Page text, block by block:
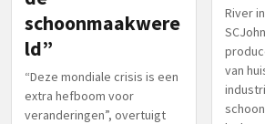
schoonmaakwere
ld”
“Deze mondiale crisis is een
extra hefboom voor
veranderingen”, overtuigt
River
van